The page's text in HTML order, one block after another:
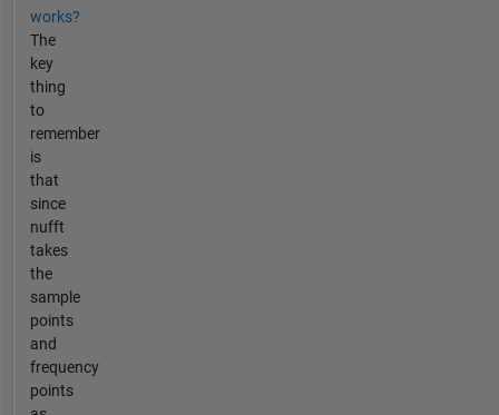
works?
The
key
thing
to
remember
is
that
since
nufft
takes
the
sample
points
and
frequency
points